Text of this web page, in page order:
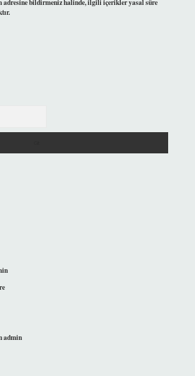
adresine bildirmeniz halinde, ilgili içerikler yasal süre
admin